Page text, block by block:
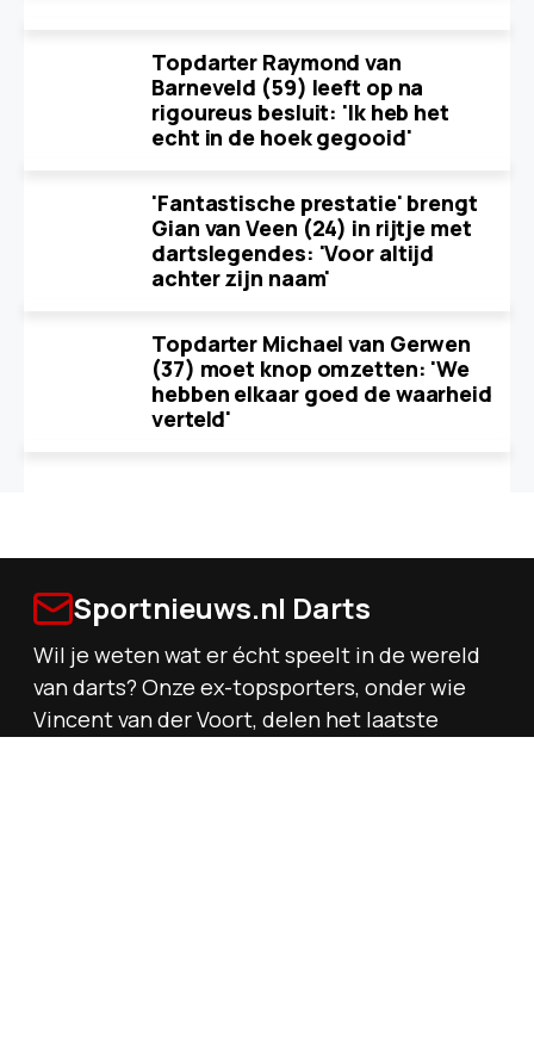
Topdarter Raymond van
Barneveld (59) leeft op na
rigoureus besluit: 'Ik heb het
echt in de hoek gegooid'
'Fantastische prestatie' brengt
Gian van Veen (24) in rijtje met
dartslegendes: 'Voor altijd
achter zijn naam'
Topdarter Michael van Gerwen
(37) moet knop omzetten: 'We
hebben elkaar goed de waarheid
verteld'